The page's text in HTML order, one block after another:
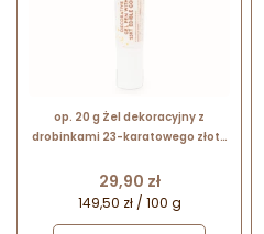
op. 20 g Żel dekoracyjny z
drobinkami 23-karatowego złota
Cena
29,90 zł
149,50 zł / 100 g